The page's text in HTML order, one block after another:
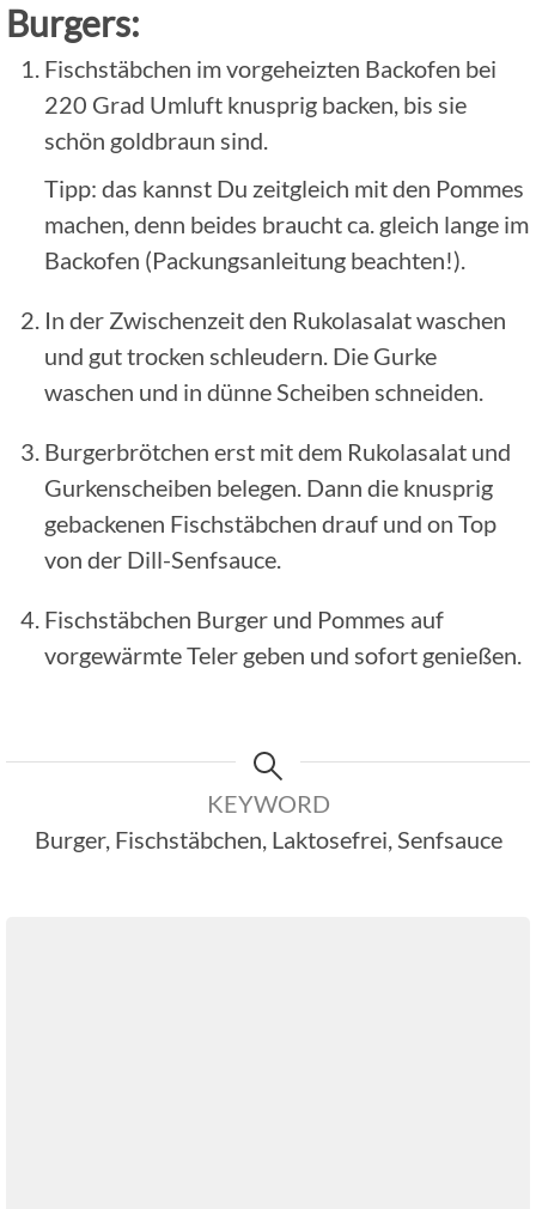
Burgers:
Fischstäbchen im vorgeheizten Backofen bei
220 Grad Umluft knusprig backen, bis sie
schön goldbraun sind.
Tipp: das kannst Du zeitgleich mit den Pommes
machen, denn beides braucht ca. gleich lange im
Backofen (Packungsanleitung beachten!).
In der Zwischenzeit den Rukolasalat waschen
und gut trocken schleudern. Die Gurke
waschen und in dünne Scheiben schneiden.
Burgerbrötchen erst mit dem Rukolasalat und
Gurkenscheiben belegen. Dann die knusprig
gebackenen Fischstäbchen drauf und on Top
von der Dill-Senfsauce.
Fischstäbchen Burger und Pommes auf
vorgewärmte Teler geben und sofort genießen.
KEYWORD
Burger, Fischstäbchen, Laktosefrei, Senfsauce